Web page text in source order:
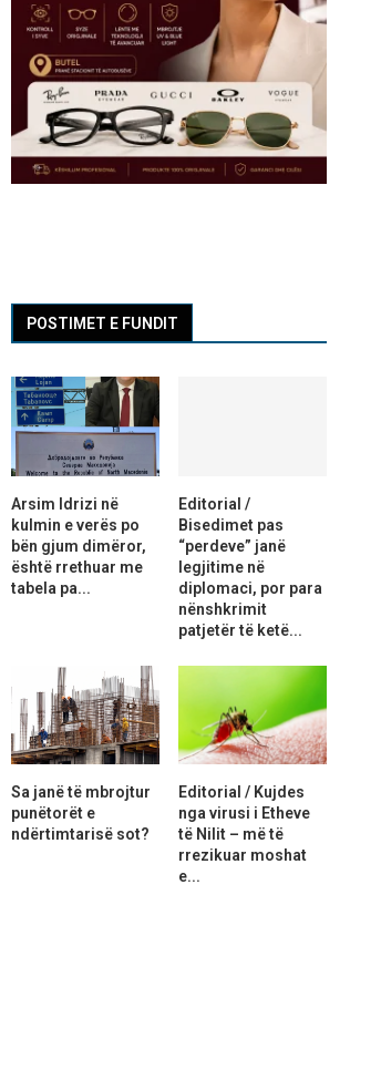
POSTIMET E FUNDIT
Arsim Idrizi në
kulmin e verës po
bën gjum dimëror,
është rrethuar me
tabela pa...
Editorial /
Bisedimet pas
“perdeve” janë
legjitime në
diplomaci, por para
nënshkrimit
patjetër të ketë...
Sa janë të mbrojtur
punëtorët e
ndërtimtarisë sot?
Editorial / Kujdes
nga virusi i Etheve
të Nilit – më të
rrezikuar moshat
e...